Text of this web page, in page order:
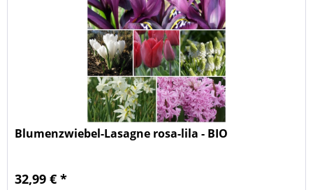
Blumenzwiebel-Lasagne rosa-lila - BIO
32,99 € *